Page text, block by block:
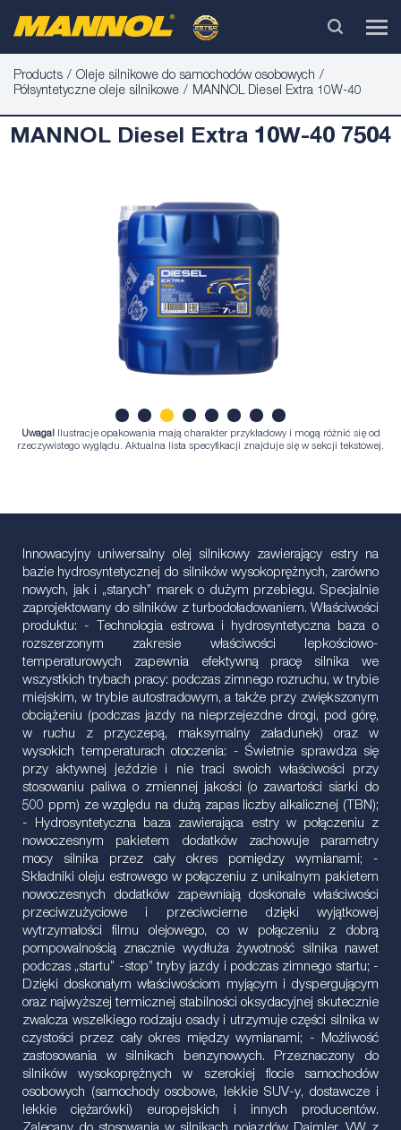
Products
Oleje silnikowe do samochodów osobowych
Półsyntetyczne oleje silnikowe
MANNOL Diesel Extra 10W-40
MANNOL Diesel Extra 10W-40 7504
1 3 4 5 6 7 8
Uwaga! Ilustracje opakowania mają charakter przykładowy i mogą różnić się od
rzeczywistego wyglądu. Aktualna lista specyfikacji znajduje się w sekcji tekstowej.
Innowacyjny uniwersalny olej silnikowy zawierający estry na
bazie hydrosyntetycznej do silników wysokoprężnych, zarówno
nowych, jak i „starych” marek o dużym przebiegu. Specjalnie
zaprojektowany do silników z turbodoładowaniem. Właściwości
produktu: - Technologia estrowa i hydrosyntetyczna baza o
rozszerzonym zakresie właściwości lepkościowo-
temperaturowych zapewnia efektywną pracę silnika we
wszystkich trybach pracy: podczas zimnego rozruchu, w trybie
miejskim, w trybie autostradowym, a także przy zwiększonym
obciążeniu (podczas jazdy na nieprzejezdne drogi, pod górę,
w ruchu z przyczepą, maksymalny załadunek) oraz w
wysokich temperaturach otoczenia: - Świetnie sprawdza się
przy aktywnej jeździe i nie traci swoich właściwości przy
stosowaniu paliwa o zmiennej jakości (o zawartości siarki do
500 ppm) ze względu na dużą zapas liczby alkalicznej (TBN);
- Hydrosyntetyczna baza zawierająca estry w połączeniu z
nowoczesnym pakietem dodatków zachowuje parametry
mocy silnika przez cały okres pomiędzy wymianami; -
Składniki oleju estrowego w połączeniu z unikalnym pakietem
nowoczesnych dodatków zapewniają doskonałe właściwości
przeciwzużyciowe i przeciwcierne dzięki wyjątkowej
wytrzymałości filmu olejowego, co w połączeniu z dobrą
pompowalnością znacznie wydłuża żywotność silnika nawet
podczas „startu” -stop” tryby jazdy i podczas zimnego startu; -
Dzięki doskonałym właściwościom myjącym i dyspergującym
oraz najwyższej termicznej stabilności oksydacyjnej skutecznie
zwalcza wszelkiego rodzaju osady i utrzymuje części silnika w
czystości przez cały okres między wymianami; - Możliwość
zastosowania w silnikach benzynowych. Przeznaczony do
silników wysokoprężnych w szerokiej flocie samochodów
osobowych (samochody osobowe, lekkie SUV-y, dostawcze i
lekkie ciężarówki) europejskich i innych producentów.